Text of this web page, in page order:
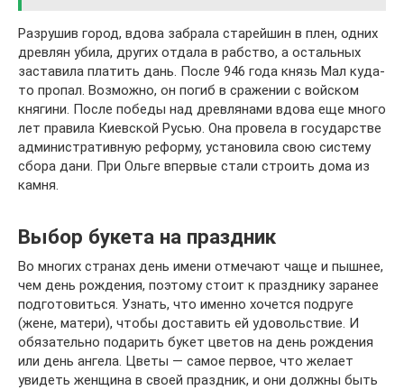
Разрушив город, вдова забрала старейшин в плен, одних
древлян убила, других отдала в рабство, а остальных
заставила платить дань. После 946 года князь Мал куда-
то пропал. Возможно, он погиб в сражении с войском
княгини. После победы над древлянами вдова еще много
лет правила Киевской Русью. Она провела в государстве
административную реформу, установила свою систему
сбора дани. При Ольге впервые стали строить дома из
камня.
Выбор букета на праздник
Во многих странах день имени отмечают чаще и пышнее,
чем день рождения, поэтому стоит к празднику заранее
подготовиться. Узнать, что именно хочется подруге
(жене, матери), чтобы доставить ей удовольствие. И
обязательно подарить букет цветов на день рождения
или день ангела. Цветы — самое первое, что желает
увидеть женщина в своей праздник, и они должны быть